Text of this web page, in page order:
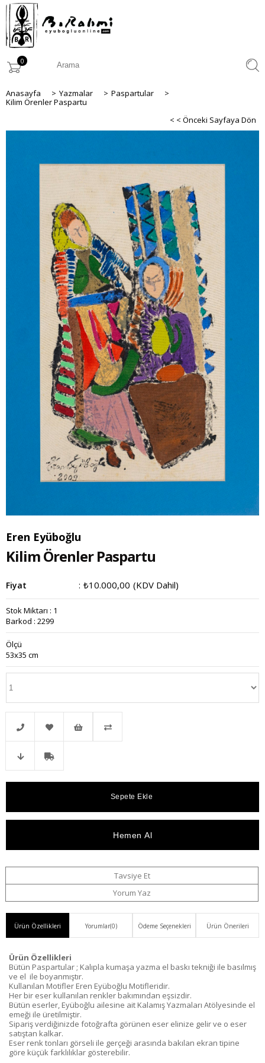
0
Anasayfa > Yazmalar > Paspartular
>
Kilim Örenler Paspartu
< < Önceki Sayfaya Dön
Eren Eyüboğlu
Kilim Örenler Paspartu
Fiyat : ₺10.000,00 (KDV Dahil)
Stok Miktarı : 1
Barkod : 2299
Ölçü
53x35 cm
Telefonla Favorilere
Tavsiye Et
Yorum Yaz
Ürün Özellikleri Yorumlar(0) Ödeme Seçenekleri Ürün Önerileri
Ürün Özellikleri
Bütün Paspartular ; Kalıpla kumaşa yazma el baskı tekniği ile basılmış
ve el ile boyanmıştır.
Kullanılan Motifler Eren Eyüboğlu Motifleridir.
Her bir eser kullanılan renkler bakımından eşsizdir.
Bütün eserler, Eyüboğlu ailesine ait Kalamış Yazmaları Atölyesinde el
emeği ile üretilmiştir.
Sipariş verdiğinizde fotoğrafta görünen eser elinize gelir ve o eser
satıştan kalkar.
Eser renk tonları görseli ile gerçeği arasında bakılan ekran tipine
göre küçük farklılıklar gösterebilir.